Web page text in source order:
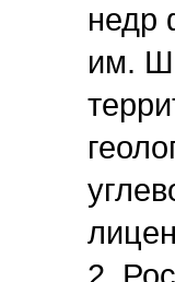
недр
им.
2.